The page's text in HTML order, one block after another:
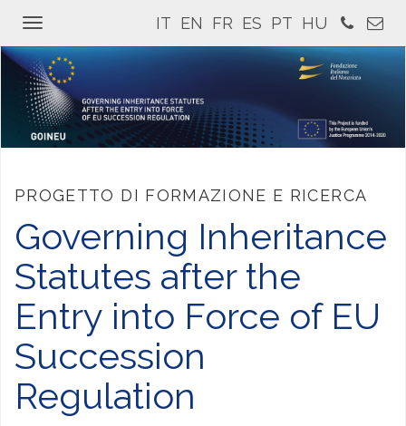
Toggle
navigation
IT EN FR ES PT HU
PROGETTO DI FORMAZIONE E RICERCA
Governing Inheritance
Statutes after the
Entry into Force of EU
Succession
Regulation